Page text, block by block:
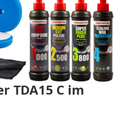
TDA15 C im